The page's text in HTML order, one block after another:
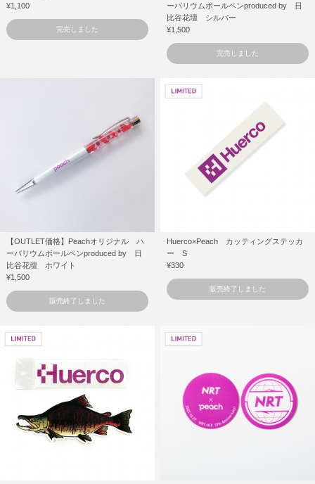
¥1,100
完売しました
ーバリウムボールペンproduced by 日
比谷花壇 シルバー
¥1,500
完売しました
【OUTLET価格】Peachオリジナル ハ
ーバリウムボールペンproduced by 日
比谷花壇 ホワイト
¥1,500
販売終了しました
Huerco×Peach カッティングステッカ
ー S
¥330
販売終了しました